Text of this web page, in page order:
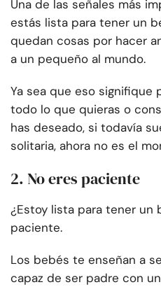
Una de las señales más
estás lista para tener un
quedan cosas por hacer
a un pequeño al mundo.
Ya sea que eso signifique
todo lo que quieras o
has deseado, si todavía
solitaria, ahora no es el
2. No eres paciente
¿Estoy lista para tener un
paciente.
Los bebés te enseñan a
capaz de ser padre con